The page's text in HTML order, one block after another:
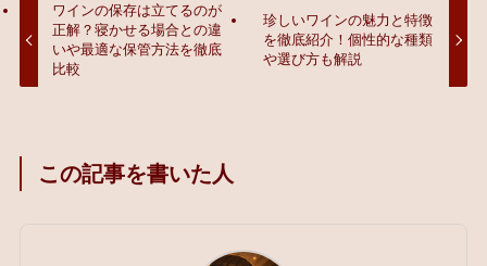
ワインの保存は立てるのが
正解？寝かせる場合との違
いや最適な保管方法を徹底
比較
珍しいワインの魅力と特徴
を徹底紹介！個性的な種類
や選び方も解説
この記事を書いた人